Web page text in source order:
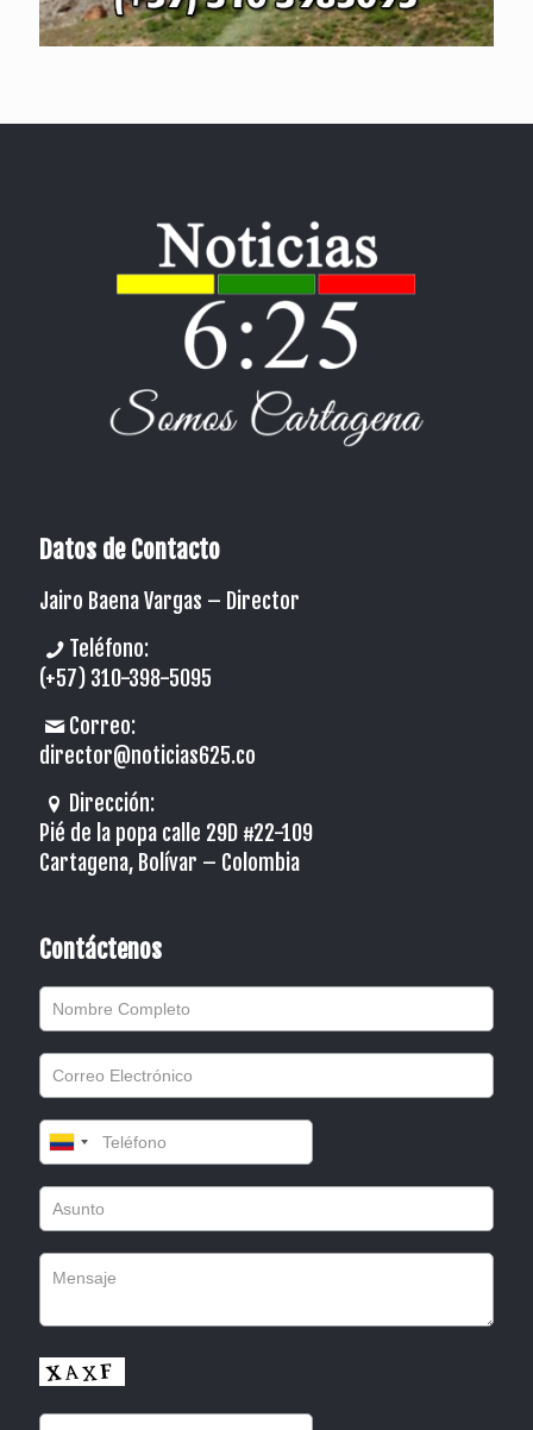
Datos de Contacto
Jairo Baena Vargas – Director
Teléfono:
(+57) 310-398-5095
Correo:
director@noticias625.co
Dirección:
Pié de la popa calle 29D #22-109
Cartagena, Bolívar – Colombia
Contáctenos